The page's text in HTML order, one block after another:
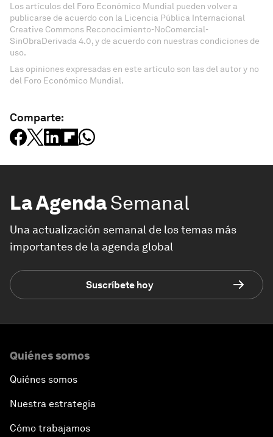
Los artículos del Foro Económico Mundial pueden volver a
publicarse de acuerdo con la Licencia Pública Internacional
Creative Commons Reconocimiento-NoComercial-
SinObraDerivada 4.0, y de acuerdo con nuestras condiciones de
uso.
Las opiniones expresadas en este artículo son las del autor y no
del Foro Económico Mundial.
Comparte:
La AgendaSemanal
Una actualización semanal de los temas más
importantes de la agenda global
Suscríbete hoy
Quiénes somos
Quiénes somos
Nuestra estrategia
Cómo trabajamos